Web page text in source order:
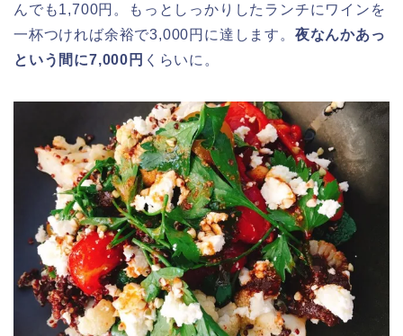
んでも1,700円。もっとしっかりしたランチにワインを
一杯つければ余裕で3,000円に達します。 夜なんかあっ
という間に7,000円 くらいに。